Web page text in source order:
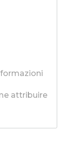
attribuire